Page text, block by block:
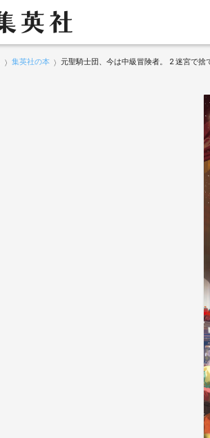
集英社の本 元聖騎士団、今は中級冒険者。 2 迷宮で